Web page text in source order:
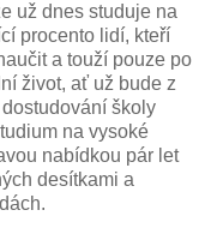
už dnes studuje na
procento lidí, kteří
a touží pouze po
život, ať už bude z
školy
na vysoké
nabídkou pár let
desítkami a